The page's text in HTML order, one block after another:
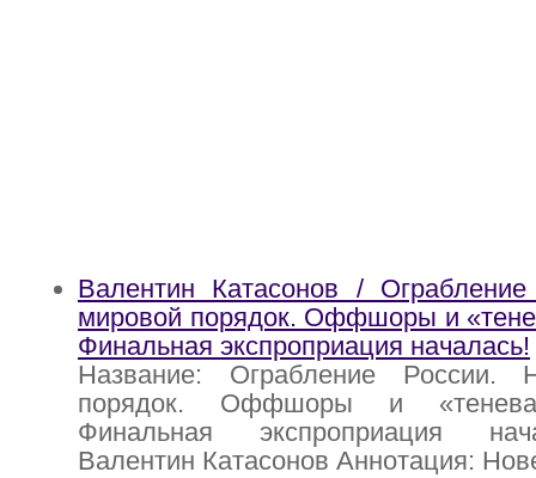
Валентин Катасонов /
мировой порядок. Оффшоры и
Финальная экспроприация началась!
Название: Ограбление России.
порядок. Оффшоры и
Финальная экспроприация
Валентин Катасонов Аннотация: